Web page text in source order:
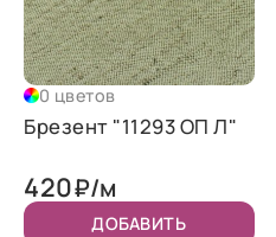
0 цветов
Брезент "11293 ОП Л"
420₽/м
ДОБАВИТЬ